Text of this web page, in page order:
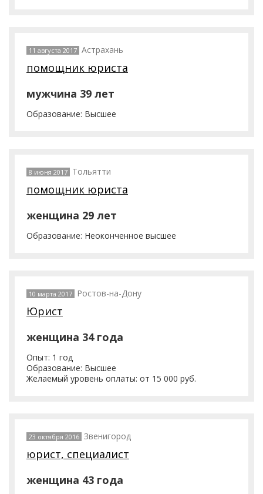
11 августа 2017 Астрахань
помощник юриста
мужчина 39 лет
Образование: Высшее
8 июня 2017 Тольятти
помощник юриста
женщина 29 лет
Образование: Неоконченное высшее
10 марта 2017 Ростов-на-Дону
Юрист
женщина 34 года
Опыт: 1 год
Образование: Высшее
Желаемый уровень оплаты: от 15 000 руб.
23 октября 2016 Звенигород
юрист, специалист
женщина 43 года